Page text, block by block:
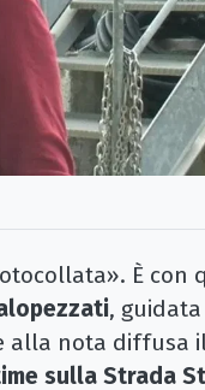
È con
,
alla nota diffusa
sulla Strada